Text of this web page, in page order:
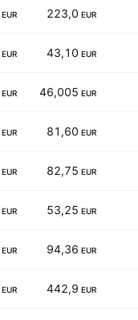
EUR 223,0 EUR
EUR 43,10 EUR
EUR 46,005 EUR
EUR 81,60 EUR
EUR 82,75 EUR
EUR 53,25 EUR
EUR 94,36 EUR
EUR 442,9 EUR